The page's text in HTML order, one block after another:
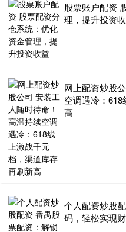
股票账户配资
理，提升投资
网上配资炒股
空调遇冷：
高
个人配资炒股
码，轻松实现